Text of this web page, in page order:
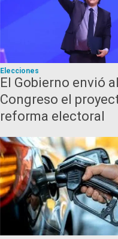
Elecciones
El Gobierno envió al
Congreso el
reforma electoral